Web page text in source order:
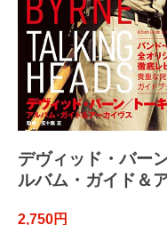
デヴィッド・バー
ルバム・ガイド＆
2,750円